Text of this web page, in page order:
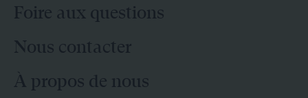
Foire aux questions
Nous contacter
À propos de nous